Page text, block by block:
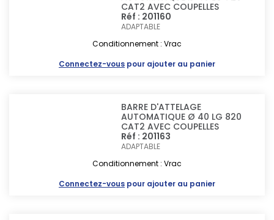
CAT2 AVEC COUPELLES
Réf : 201160
ADAPTABLE
Conditionnement : Vrac
Connectez-vous pour ajouter au panier
BARRE D'ATTELAGE
AUTOMATIQUE Ø 40 LG 820
CAT2 AVEC COUPELLES
Réf : 201163
ADAPTABLE
Conditionnement : Vrac
Connectez-vous pour ajouter au panier